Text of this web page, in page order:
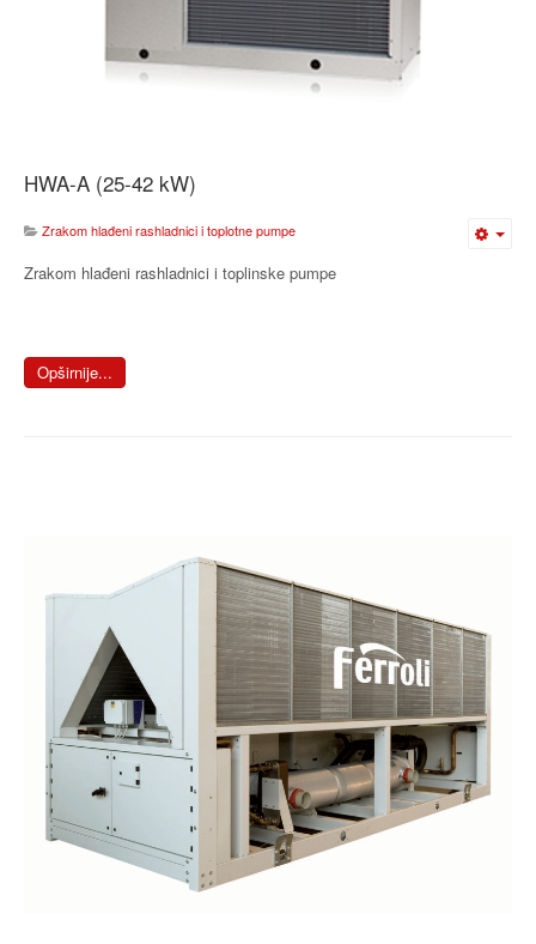
HWA-A (25-42 kW)
Zrakom hlađeni rashladnici i toplotne pumpe
Zrakom hlađeni rashladnici i toplinske pumpe
Opširnije...